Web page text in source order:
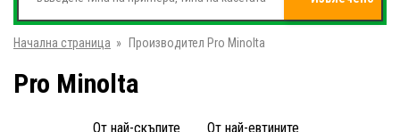
Начална страница » Производител Pro Minolta
Pro Minolta
От най-скъпите От най-евтините